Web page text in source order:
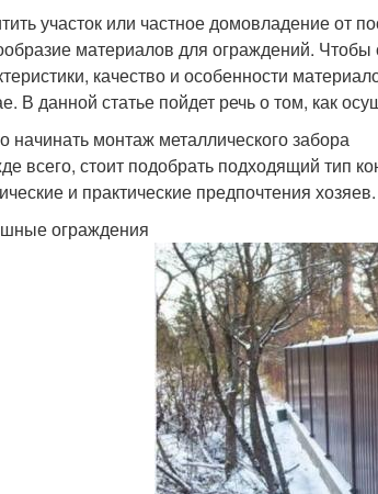
участок или частное домовладение от
материалов для ограждений.
качество и особенности
В данной статье пойдет речь о том, как
начинать монтаж металлического забора
всего, стоит подобрать подходящий тип
и практические предпочтения хозяев.
ограждения